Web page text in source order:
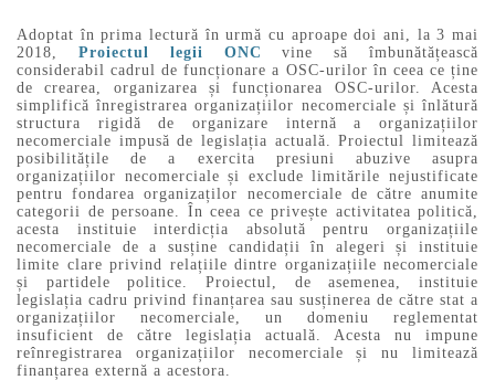
Adoptat în prima lectură în urmă cu aproape doi ani, la 3 mai
2018, Proiectul legii ONC
vine să îmbunătățească
considerabil cadrul de funcționare a OSC-urilor în ceea ce ține
de crearea, organizarea și funcționarea OSC-urilor. Acesta
simplifică înregistrarea organizațiilor necomerciale și înlătură
structura rigidă de organizare internă a organizațiilor
necomerciale impusă de legislația actuală. Proiectul limitează
posibilitățile de a exercita presiuni abuzive asupra
organizațiilor necomerciale și exclude limitările nejustificate
pentru fondarea organizaților necomerciale de către anumite
categorii de persoane. În ceea ce privește activitatea politică,
acesta instituie interdicția absolută pentru organizațiile
necomerciale de a susține candidații în alegeri și instituie
limite clare privind relațiile dintre organizațiile necomerciale
și partidele politice. Proiectul, de asemenea, instituie
legislația cadru privind finanțarea sau susținerea de către stat a
organizațiilor necomerciale, un domeniu reglementat
insuficient de către legislația actuală. Acesta nu impune
reînregistrarea organizațiilor necomerciale și nu limitează
finanțarea externă a acestora.